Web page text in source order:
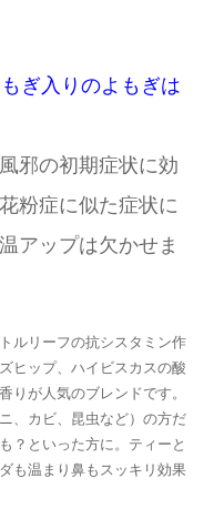
ぎ入りのよもぎは
邪の初期症状に効
粉症に似た症状に
アップは欠かせま
ルリーフの抗シスタミン作
ヒップ、ハイビスカスの酸
が人気のブレンドです。
、カビ、昆虫など）の方だ
？といった方に。ティーと
も温まり鼻もスッキリ効果